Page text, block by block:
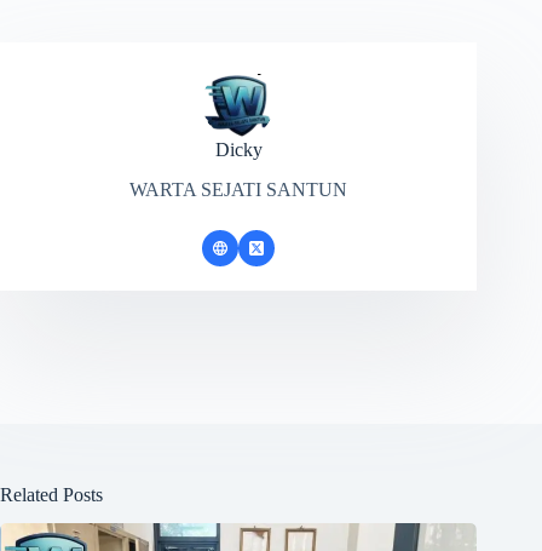
Dicky
WARTA SEJATI SANTUN
Related Posts